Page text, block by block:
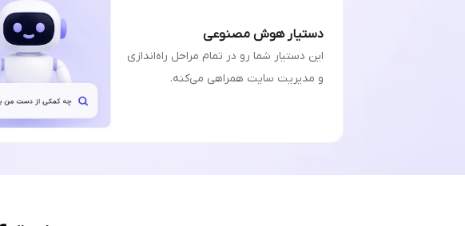
دستیار هوش مصنوعی
این دستیار شما رو در تمام مراحل راه‌اندازی
و مدیریت سایت همراهی می‌کنه.